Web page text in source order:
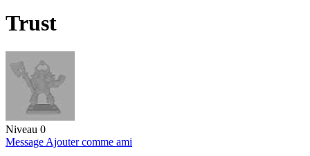
Trust
Niveau 0
Message Ajouter comme ami